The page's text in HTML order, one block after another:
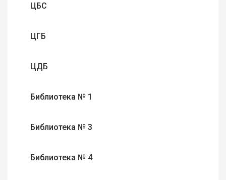
ЦБС
ЦГБ
ЦДБ
Библиотека № 1
Библиотека № 3
Библиотека № 4